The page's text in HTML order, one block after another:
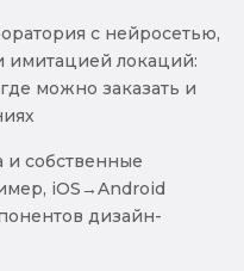
с нейросетью,
локаций:
можно заказать и
и собственные
iOS→Android
дизайн-